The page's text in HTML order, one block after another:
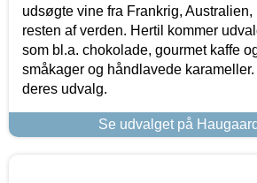
udsøgte vine fra Frankrig,
resten af verden. Hertil kommer
som bl.a. chokolade, gourmet kaffe
småkager og håndlavede
deres udvalg.
Se udvalget på